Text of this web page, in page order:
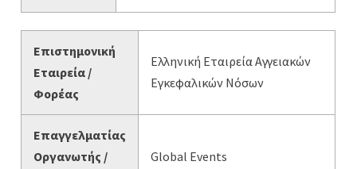
Επιστημονική
Εταιρεία /
Φορέας
Ελληνική Εταιρεία Αγγειακών
Εγκεφαλικών Νόσων
Επαγγελματίας
Οργανωτής /
Global Events